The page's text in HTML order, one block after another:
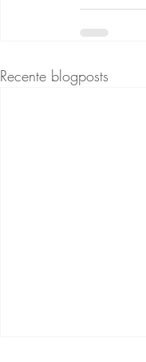
Recente blogposts